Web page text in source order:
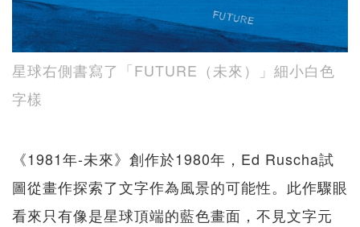
星球右側書寫了「FUTURE（未來）」細小白色
字樣
《1981年-未來》創作於1980年，Ed Ruscha試
圖從畫作探索了文字作為風景的可能性。此作驟眼
看來只有像是星球頂端的藍色畫面，不見文字元